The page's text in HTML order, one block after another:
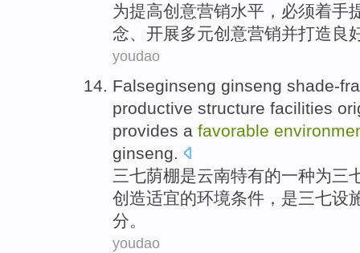
为提高创意营销水平，必须着手
念
开展多元创意营销并打造良
youdao
Falseginseng ginseng shade-
productive structure facilities
provides a favorable
ginseng.
三七荫棚是云南特有的一种为三
创造适宜的环境条件，是三七设
分。
youdao